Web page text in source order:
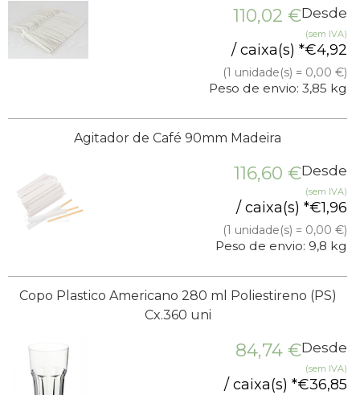
Desde
110,02 €
(sem IVA)
4,92
€
/ caixa(s) *
(1 unidade(s) = 0,00 €)
Peso de envio: 3,85 kg
Agitador de Café 90mm Madeira
Desde
116,60 €
(sem IVA)
1,96
€
/ caixa(s) *
(1 unidade(s) = 0,00 €)
Peso de envio: 9,8 kg
Copo Plastico Americano 280 ml Poliestireno (PS)
Cx.360 uni
Desde
84,74 €
(sem IVA)
36,85
€
/ caixa(s) *